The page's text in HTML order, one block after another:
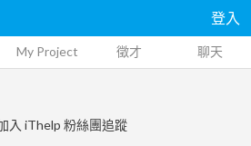
登入
My Project 徵才 聊天
入 iThelp 粉絲團追蹤